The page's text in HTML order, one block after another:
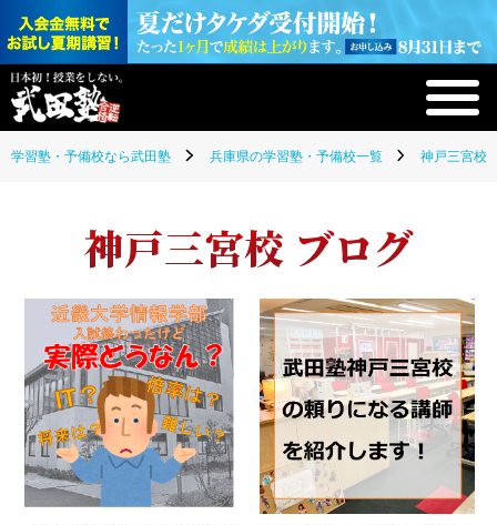
学習塾・予備校なら武田塾 兵庫県の学習塾・予備校一覧 神戸三宮校(
神戸三宮校 ブログ